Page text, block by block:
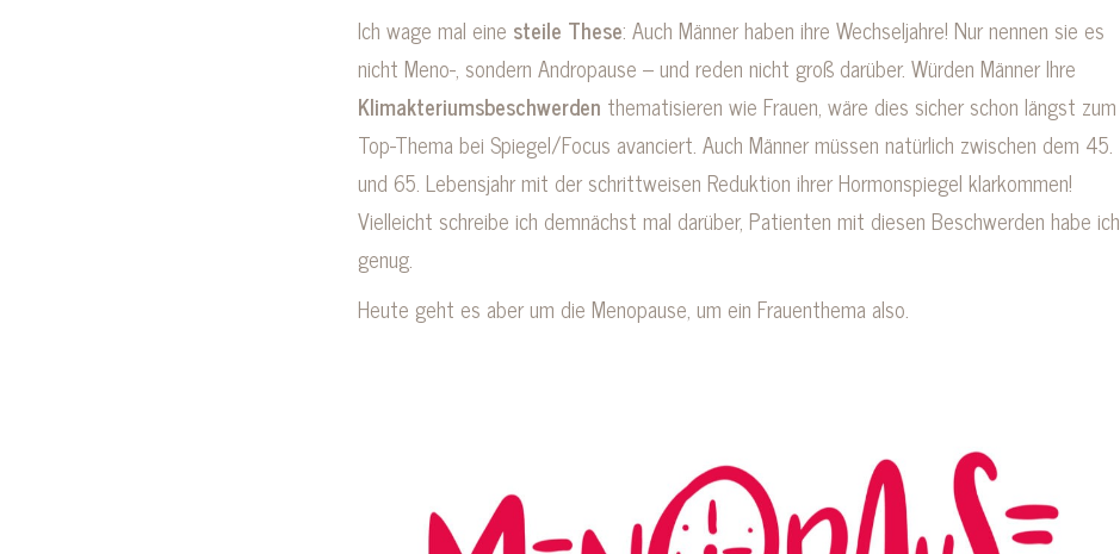
Ich wage mal eine steile These: Auch Männer haben ihre Wechseljahre! Nur nennen sie es
nicht Meno-, sondern Andropause – und reden nicht groß darüber. Würden Männer Ihre
Klimakteriumsbeschwerden thematisieren wie Frauen, wäre dies sicher schon längst zum
Top-Thema bei Spiegel/Focus avanciert. Auch Männer müssen natürlich zwischen dem 45.
und 65. Lebensjahr mit der schrittweisen Reduktion ihrer Hormonspiegel klarkommen!
Vielleicht schreibe ich demnächst mal darüber, Patienten mit diesen Beschwerden habe ich
genug.
Heute geht es aber um die Menopause, um ein Frauenthema also.